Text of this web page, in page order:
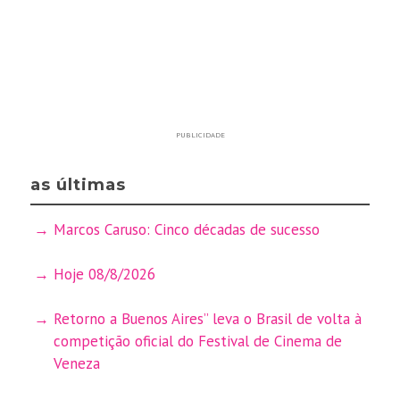
PUBLICIDADE
as últimas
Marcos Caruso: Cinco décadas de sucesso
Hoje 08/8/2026
Retorno a Buenos Aires” leva o Brasil de volta à
competição oficial do Festival de Cinema de
Veneza